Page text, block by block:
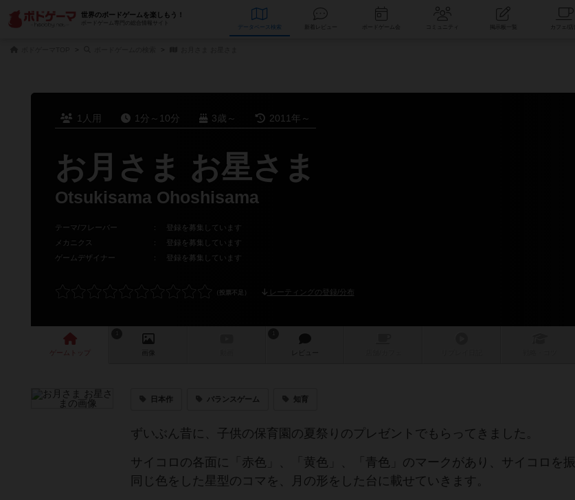
世界のボードゲームを楽しもう！
ボードゲーム専門の総合情報サイト
データベース コミュニティ
1人用 1分～10分 3歳～ 2011年～
お月さま お星さま
Otsukisama Ohoshisama
テーマ/フレーバー ：
登録を募集しています
メカニクス
：
登録を募集しています
ゲームデザイナー
： 登録を募集しています
レーティングの登録/分布
ゲーム 画像 レビュー
日本作 バランスゲーム 知育
ずいぶん昔に、子供の保育園の夏祭りのプレゼントでもらってきました。
サイコロの各面に「赤色」、「黄色」、「青色」のマークがあり、サイコロを
同じ色をした星型のコマを、月の形をした台に載せていきます。